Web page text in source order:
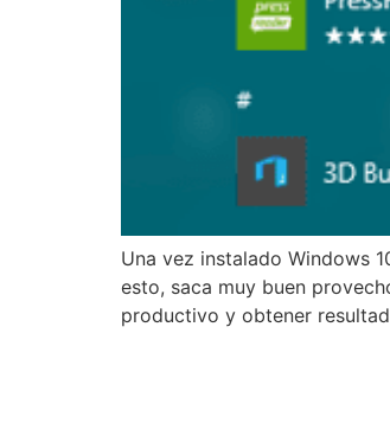
Una vez instalado Windows
esto, saca muy buen
productivo y obtener